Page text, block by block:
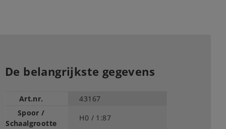
De belangrijkste gegevens
Art.nr.
43167
Spoor /
Schaalgrootte
H0 / 1:87